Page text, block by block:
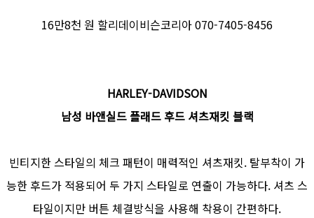
16만8천 원 할리데이비슨코리아 070-7405-8456
HARLEY-DAVIDSON
남성 바앤실드 플래드 후드 셔츠재킷 블랙
빈티지한 스타일의 체크 패턴이 매력적인 셔츠재킷. 탈부착이 가
능한 후드가 적용되어 두 가지 스타일로 연출이 가능하다. 셔츠 스
타일이지만 버튼 체결방식을 사용해 착용이 간편하다.